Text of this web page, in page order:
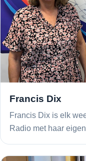
Francis Dix
Francis Dix is elk
Radio met haar